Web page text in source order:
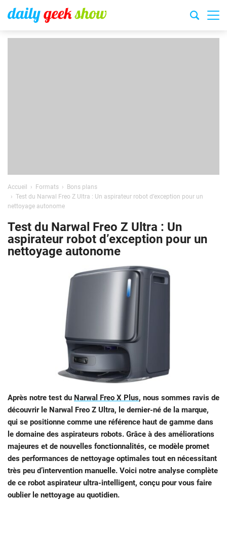
Accueil Formats
Bons plans
Test du Narwal Freo Z Ultra : Un aspirateur robot d’exception pour un
nettoyage autonome
Test du Narwal Freo Z Ultra : Un
aspirateur robot d’exception pour un
nettoyage autonome
Après notre test du Narwal Freo X Plus, nous sommes ravis de
découvrir le Narwal Freo Z Ultra, le dernier-né de la marque,
qui se positionne comme une référence haut de gamme dans
le domaine des aspirateurs robots. Grâce à des améliorations
majeures et de nouvelles fonctionnalités, ce modèle promet
des performances de nettoyage optimales tout en nécessitant
très peu d’intervention manuelle. Voici notre analyse complète
de ce robot aspirateur ultra-intelligent, conçu pour vous faire
oublier le nettoyage au quotidien.